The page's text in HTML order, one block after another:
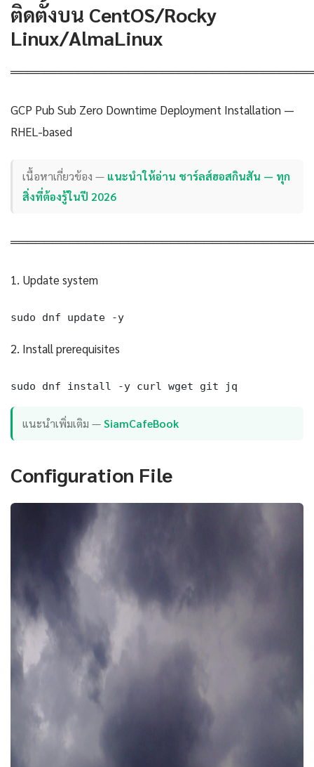
ติดตั้งบน CentOS/Rocky
Linux/AlmaLinux
GCP Pub Sub Zero Downtime Deployment Installation —
RHEL-based
เนื้อหาเกี่ยวข้อง — แนะนำให้อ่าน ชาร์ลส์ฮอสกินสัน — ทุก
สิ่งที่ต้องรู้ในปี 2026
1. Update system
sudo dnf update -y
2. Install prerequisites
sudo dnf install -y curl wget git jq
แนะนำเพิ่มเติม —SiamCafeBook
Configuration File